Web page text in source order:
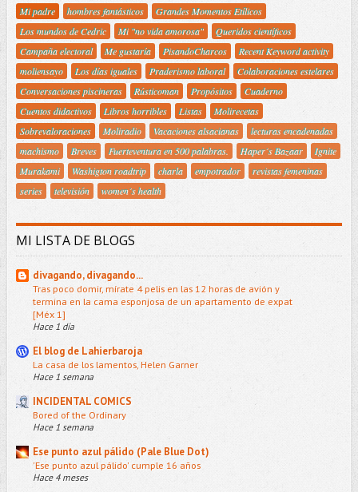
Mi padre
hombres fantásticos
Grandes Momentos Etílicos
Los mundos de Cedric
Mi "no vida amorosa"
Queridos científicos
Campaña electoral
Me gustaría PisandoCharcos
Recent Keyword activity
moliensayo
Los días iguales Praderismo laboral
Colaboraciones estelares
Conversaciones piscineras
Rústicoman Propósitos
Cuaderno
Cuentos didactivos
Libros horribles Listas
Molirecetas
Sobrevaloraciones
Moliradio Vacaciones alsacianas
lecturas encadenadas
machismo
Breves Fuerteventura en 500 palabras. Haper´s Bazaar
Ignite
Murakami
Washigton roadtrip charla empotrador
revistas femeninas
series
televisión women´s health
MI LISTA DE BLOGS
divagando, divagando...
Tras poco domir, mírate 4 pelis en las 12 horas de avión y
termina en la cama esponjosa de un apartamento de expat
[Méx 1]
Hace 1 día
El blog de Lahierbaroja
La casa de los lamentos, Helen Garner
Hace 1 semana
INCIDENTAL COMICS
Bored of the Ordinary
Hace 1 semana
Ese punto azul pálido (Pale Blue Dot)
'Ese punto azul pálido' cumple 16 años
Hace 4 meses